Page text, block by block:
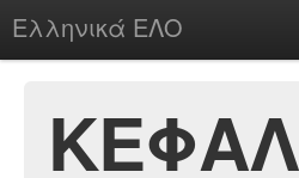
Ελληνικά ΕΛΟ